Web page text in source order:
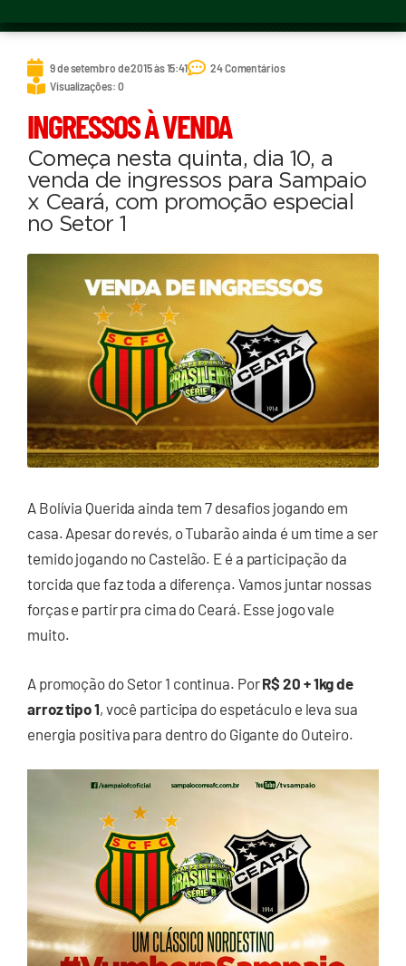
9 de setembro de 2015 às 15:41
24 Comentários
Visualizações: 0
INGRESSOS À VENDA
Começa nesta quinta, dia 10, a
venda de ingressos para Sampaio
x Ceará, com promoção especial
no Setor 1
A Bolívia Querida ainda tem 7 desafios jogando em
casa. Apesar do revés, o Tubarão ainda é um time a ser
temido jogando no Castelão. E é a participação da
torcida que faz toda a diferença. Vamos juntar nossas
forças e partir pra cima do Ceará. Esse jogo vale
muito.
A promoção do Setor 1 continua. PorR$ 20 + 1kg de
arroz tipo 1, você participa do espetáculo e leva sua
energia positiva para dentro do Gigante do Outeiro.